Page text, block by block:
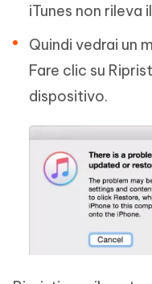
iTunes non rileva
Quindi vedrai un
Fare clic su
dispositivo.